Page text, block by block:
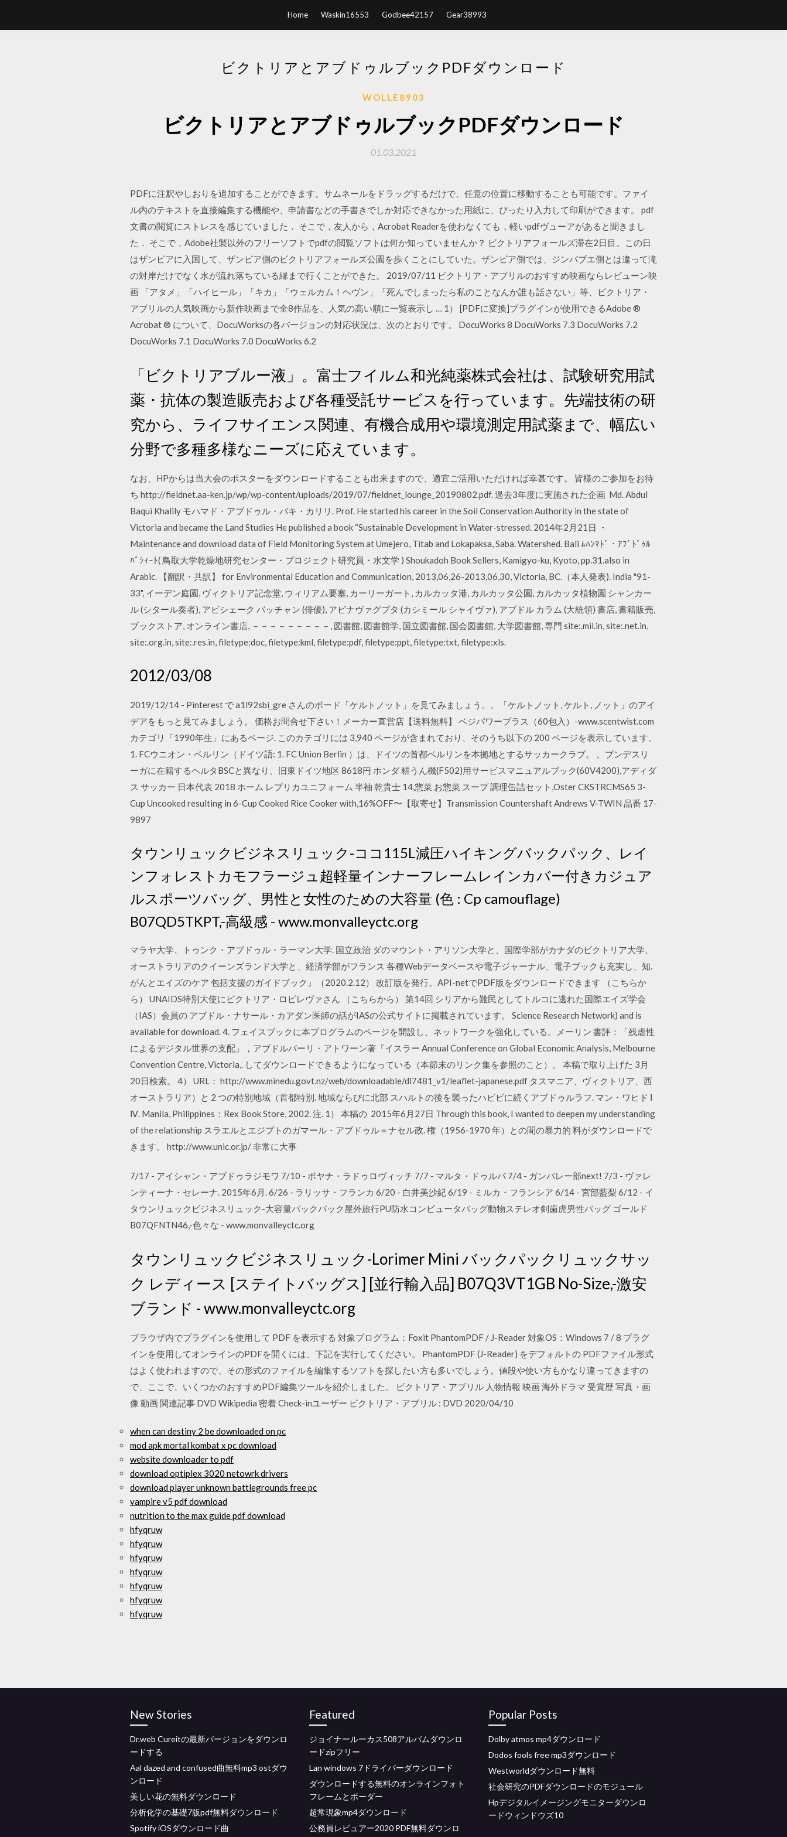
Home Waskin16553 Godbee42157 Gear38993
ビクトリアとアブドゥルブックPDFダウンロード
WOLLE8903
ビクトリアとアブドゥルブックPDFダウンロード
01.03.2021
PDFに注釈やしおりを追加することができます。サムネールをドラッグするだけで、任意の位置に移動することも可能です。ファイ
ル内のテキストを直接編集する機能や、申請書などの手書きでしか対応できなかった用紙に、ぴったり入力して印刷ができます。 pdf
文書の閲覧にストレスを感じていました． そこで，友人から，Acrobat Readerを使わなくても，軽いpdfヴューアがあると聞きまし
た． そこで，Adobe社製以外のフリーソフトでpdfの閲覧ソフトは何か知っていませんか？ ビクトリアフォールズ滞在2日目。この日
はザンビアに入国して、ザンビア側のビクトリアフォールズ公園を歩くことにしていた。ザンビア側では、ジンバブエ側とは違って滝
の対岸だけでなく水が流れ落ちている縁まで行くことができた。 2019/07/11 ビクトリア・アブリルのおすすめ映画ならレビューン映
画 「アタメ」「ハイヒール」「キカ」「ウェルカム！ヘヴン」「死んでしまったら私のことなんか誰も話さない」等、ビクトリア・
アブリルの人気映画から新作映画まで全8作品を、人気の高い順に一覧表示し … 1） [PDFに変換]プラグインが使用できるAdobe ®
Acrobat ® について、DocuWorksの各バージョンの対応状況は、次のとおりです。 DocuWorks 8 DocuWorks 7.3 DocuWorks 7.2
DocuWorks 7.1 DocuWorks 7.0 DocuWorks 6.2
「ビクトリアブルー液」。富士フイルム和光純薬株式会社は、試験研究用試
薬・抗体の製造販売および各種受託サービスを行っています。先端技術の研
究から、ライフサイエンス関連、有機合成用や環境測定用試薬まで、幅広い
分野で多種多様なニーズに応えています。
なお、HPからは当大会のポスターをダウンロードすることも出来ますので、適宜ご活用いただければ幸甚です。 皆様のご参加をお待
ち http://fieldnet.aa-ken.jp/wp/wp-content/uploads/2019/07/fieldnet_lounge_20190802.pdf. 過去3年度に実施された企画 Md. Abdul
Baqui Khalily モハマド・アブドゥル・バキ・カリリ. Prof. He started his career in the Soil Conservation Authority in the state of
Victoria and became the Land Studies He published a book “Sustainable Development in Water-stressed. 2014年2月21日 ・
Maintenance and download data of Field Monitoring System at Umejero, Titab and Lokapaksa, Saba. Watershed. Bali ﾑﾊﾝﾏﾄﾞ・ｱﾌﾞﾄﾞｩﾙ
ﾊﾞｼｨｰﾄ( 鳥取大学乾燥地研究センター・プロジェクト研究員・水文学 ) Shoukadoh Book Sellers, Kamigyo-ku, Kyoto, pp.31.also in
Arabic. 【翻訳・共訳】 for Environmental Education and Communication, 2013,06,26-2013,06,30, Victoria, BC.（本人発表). India "91-
33", イーデン庭園, ヴィクトリア記念堂, ウィリアム要塞, カーリーガート, カルカッタ港, カルカッタ公園, カルカッタ植物園 シャンカー
ル (シタール奏者), アビシェーク バッチャン (俳優), アビナヴァグプタ (カシミール シャイヴァ), アブドル カラム (大統領) 書店, 書籍販売,
ブックストア, オンライン書店, －－－－－－－－－, 図書館, 図書館学, 国立図書館, 国会図書館, 大学図書館, 専門 site:.mil.in, site:.net.in,
site:.org.in, site:.res.in, filetype:doc, filetype:kml, filetype:pdf, filetype:ppt, filetype:txt, filetype:xls.
2012/03/08
2019/12/14 - Pinterest で a1l92sbi_gre さんのボード「ケルトノット」を見てみましょう。。「ケルトノット, ケルト, ノット」のアイ
デアをもっと見てみましょう。 価格お問合せ下さい！メーカー直営店【送料無料】 ベジパワープラス（60包入）-www.scentwist.com
カテゴリ「1990年生」にあるページ. このカテゴリには 3,940 ページが含まれており、そのうち以下の 200 ページを表示しています。
1. FCウニオン・ベルリン（ドイツ語: 1. FC Union Berlin ）は、ドイツの首都ベルリンを本拠地とするサッカークラブ。 。ブンデスリ
ーガに在籍するヘルタBSCと異なり、旧東ドイツ地区 8618円 ホンダ 耕うん機(F502)用サービスマニュアルブック(60V4200),アディダ
ス サッカー 日本代表 2018 ホーム レプリカユニフォーム 半袖 乾貴士 14,惣菜 お惣菜 スープ 調理缶詰セット,Oster CKSTRCMS65 3-
Cup Uncooked resulting in 6-Cup Cooked Rice Cooker with,16%OFF〜【取寄せ】Transmission Countershaft Andrews V-TWIN 品番 17-
9897
タウンリュックビジネスリュック-ココ115L減圧ハイキングバックパック、レイ
ンフォレストカモフラージュ超軽量インナーフレームレインカバー付きカジュア
ルスポーツバッグ、男性と女性のための大容量 (色 : Cp camouflage)
B07QD5TKPT,-高級感 - www.monvalleyctc.org
マラヤ大学、トゥンク・アブドゥル・ラーマン大学. 国立政治 ダのマウント・アリソン大学と、国際学部がカナダのビクトリア大学、
オーストラリアのクイーンズランド大学と、経済学部がフランス 各種Webデータベースや電子ジャーナル、電子ブックも充実し、知.
がんとエイズのケア 包括支援のガイドブック』（2020.2.12） 改訂版を発行。API-netでPDF版をダウンロードできます （こちらか
ら） UNAIDS特別大使にビクトリア・ロピレヴァさん （こちらから） 第14回 シリアから難民としてトルコに逃れた国際エイズ学会
（IAS）会員の アブドル・ナサール・カアダン医師の話がIASの公式サイトに掲載されています。 Science Research Network) and is
available for download. 4. フェイスブックに本プログラムのページを開設し、ネットワークを強化している。メーリン 書評：「残虐性
によるデジタル世界の支配」，アブドルバーリ・アトワーン著『イスラー Annual Conference on Global Economic Analysis, Melbourne
Convention Centre, Victoria,. してダウンロードできるようになっている（本節末のリンク集を参照のこと）。 本稿で取り上げた 3月
20日検索。 4） URL： http://www.minedu.govt.nz/web/downloadable/dl7481_v1/leaflet-japanese.pdf タスマニア、ヴィクトリア、西
オーストラリア）と 2 つの特別地域（首都特別. 地域ならびに北部 スハルトの後を襲ったハビビに続くアブドゥルラフ. マン・ワヒド Ⅰ
Ⅳ. Manila, Philippines：Rex Book Store, 2002. 注. 1） 本稿の 2015年6月27日 Through this book, I wanted to deepen my understanding
of the relationship スラエルとエジプトのガマール・アブドゥル＝ナセル政. 権（1956-1970 年）との間の暴力的 料がダウンロードで
きます。 http://www.unic.or.jp/ 非常に大事
7/17 - アイシャン・アブドゥラジモワ 7/10 - ボヤナ・ラドゥロヴィッチ 7/7 - マルタ・ドゥルパ 7/4 - ガンバレー部next! 7/3 - ヴァレ
ンティーナ・セレーナ. 2015年6月. 6/26 - ラリッサ・フランカ 6/20 - 白井美沙紀 6/19 - ミルカ・フランシア 6/14 - 宮部藍梨 6/12 - イ
タウンリュックビジネスリュック-大容量バックパック屋外旅行PU防水コンピュータバッグ動物ステレオ剣歯虎男性バッグ ゴールド
B07QFNTN46,-色々な - www.monvalleyctc.org
タウンリュックビジネスリュック-Lorimer Mini バックパックリュックサッ
ク レディース [ステイトバッグス] [並行輸入品] B07Q3VT1GB No-Size,-激安
ブランド - www.monvalleyctc.org
ブラウザ内でプラグインを使用して PDF を表示する 対象プログラム：Foxit PhantomPDF / J-Reader 対象OS：Windows 7 / 8 プラグ
インを使用してオンラインのPDFを開くには、下記を実行してください。 PhantomPDF (J-Reader) をデフォルトの PDFファイル形式
はよく使われますので、その形式のファイルを編集するソフトを探したい方も多いでしょう。値段や使い方もかなり違ってきますの
で、ここで、いくつかのおすすめPDF編集ツールを紹介しました。 ビクトリア・アブリル 人物情報 映画 海外ドラマ 受賞歴 写真・画
像 動画 関連記事 DVD Wikipedia 密着 Check-inユーザー ビクトリア・アブリル : DVD 2020/04/10
when can destiny 2 be downloaded on pc
mod apk mortal kombat x pc download
website downloader to pdf
download optiplex 3020 netowrk drivers
download player unknown battlegrounds free pc
vampire v5 pdf download
nutrition to the max guide pdf download
hfyqruw
hfyqruw
hfyqruw
hfyqruw
hfyqruw
hfyqruw
hfyqruw
New Stories
Dr.web Cureitの最新バージョンをダウンロ
ードする
Aal dazed and confused曲無料mp3 ostダウ
ンロード
美しい花の無料ダウンロード
分析化学の基礎7版pdf無料ダウンロード
Spotify iOSダウンロード曲
Featured
ジョイナールーカス508アルバムダウンロ
ードzipフリー
Lan windows 7ドライバーダウンロード
ダウンロードする無料のオンラインフォト
フレームとボーダー
超常現象mp4ダウンロード
公務員レビュアー2020 PDF無料ダウンロ
Popular Posts
Dolby atmos mp4ダウンロード
Dodos fools free mp3ダウンロード
Westworldダウンロード無料
社会研究のPDFダウンロードのモジュール
Hpデジタルイメージングモニターダウンロ
ードウィンドウズ10